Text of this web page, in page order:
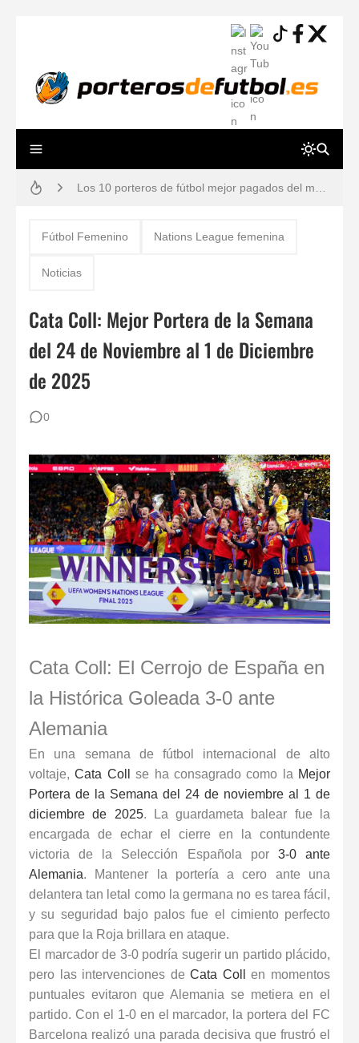
Resiliencia en Porteros: La Guía Definitiva para una Mente a Prueba de Errores
Los 12 Ejercicios Esenciales para Porteros en Casa Sin Material
Fútbol Femenino Nations League femenina
Noticias
Cata Coll: Mejor Portera de la Semana
del 24 de Noviembre al 1 de Diciembre
de 2025
0
Cata Coll: El Cerrojo de España en
la Histórica Goleada 3-0 ante
Alemania
En una semana de fútbol internacional de alto
voltaje,Cata Coll se ha consagrado como la Mejor
Portera de la Semana del 24 de noviembre al 1 de
diciembre de 2025. La guardameta balear fue la
encargada de echar el cierre en la contundente
victoria de la Selección Españolapor 3-0 ante
Alemania. Mantener la portería a cero ante una
delantera tan letal como la germana no es tarea fácil,
y su seguridad bajo palos fue el cimiento perfecto
para que la Roja brillara en ataque.
El marcador de 3-0 podría sugerir un partido plácido,
pero las intervenciones deCata Coll
en momentos
puntuales evitaron que Alemania se metiera en el
partido. Con el 1-0 en el marcador, la portera del FC
Barcelona realizó una parada decisiva que frustró el